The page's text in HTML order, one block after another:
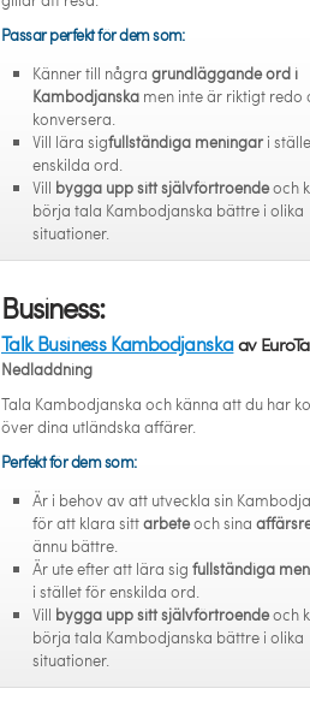
Passar perfekt för dem som:
Känner till några grundläggande ord i
Kambodjanska men inte är riktigt redo
konversera.
Vill lära sigfullständiga meningar i
enskilda ord.
Vill bygga upp sitt självförtroendeoch
börja tala Kambodjanska bättre i olika
situationer.
Business:
Talk Business Kambodjanskaav
Nedladdning
Tala Kambodjanska och känna att du har
över dina utländska affärer.
Perfekt för dem som:
Är i behov av att utveckla sin
för att klara sittarbeteoch sina
ännu bättre.
Är ute efter att lära sig fullständiga
i stället för enskilda ord.
Vill bygga upp sitt självförtroendeoch
börja tala Kambodjanska bättre i olika
situationer.